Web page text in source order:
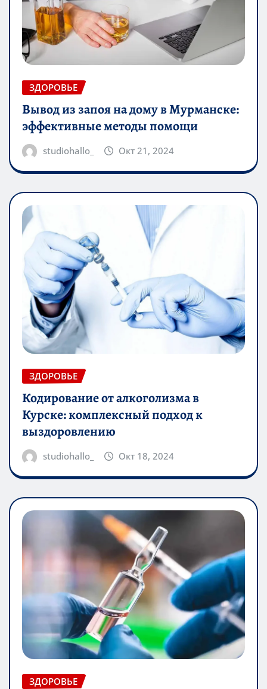
ЗДОРОВЬЕ
Вывод из запоя на дому в Мурманске:
эффективные методы помощи
studiohallo_ Окт 21, 2024
ЗДОРОВЬЕ
Кодирование от алкоголизма в
Курске: комплексный подход к
выздоровлению
studiohallo_ Окт 18, 2024
ЗДОРОВЬЕ